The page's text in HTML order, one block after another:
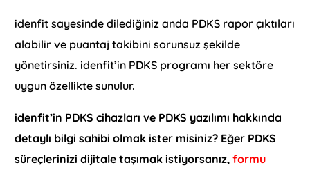
idenfit sayesinde dilediğiniz anda PDKS rapor çıktıları
alabilir ve puantaj takibini sorunsuz şekilde
yönetirsiniz. idenfit’in PDKS programı her sektöre
uygun özellikte sunulur.
idenfit’in PDKS cihazları ve PDKS yazılımı hakkında
detaylı bilgi sahibi olmak ister misiniz? Eğer PDKS
süreçlerinizi dijitale taşımak istiyorsanız,formu